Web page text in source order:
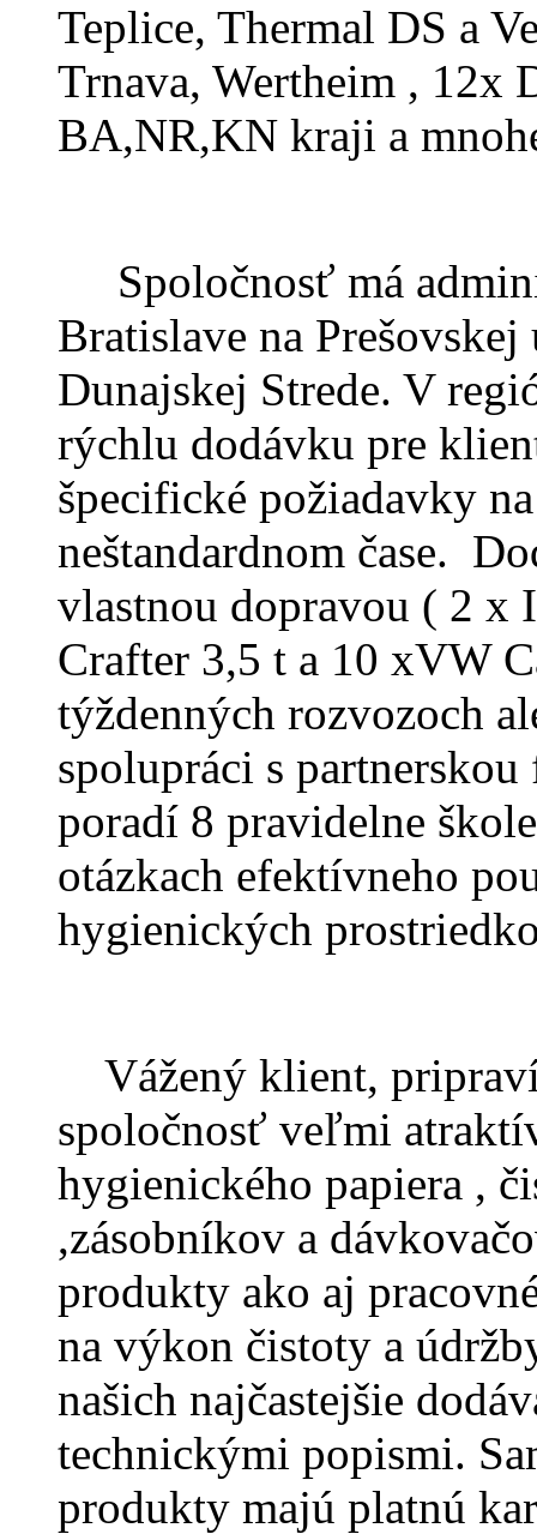
Teplice, Thermal DS a
Trnava, Wertheim , 12x
BA,NR,KN kraji a
Spoločnosť má
Bratislave na
Dunajskej Strede. V
rýchlu dodávku pre
špecifické požiadavky
neštandardnom čase.
vlastnou dopravou ( 2
Crafter 3,5 t a 10 xVW
týždenných rozvozoch
spolupráci s
poradí 8 pravidelne
otázkach efektívneho
hygienických
Vážený klient,
spoločnosť veľmi
hygienického papiera ,
,zásobníkov a
produkty ako aj
na výkon čistoty a
našich najčastejšie
technickými popismi.
produkty majú platnú